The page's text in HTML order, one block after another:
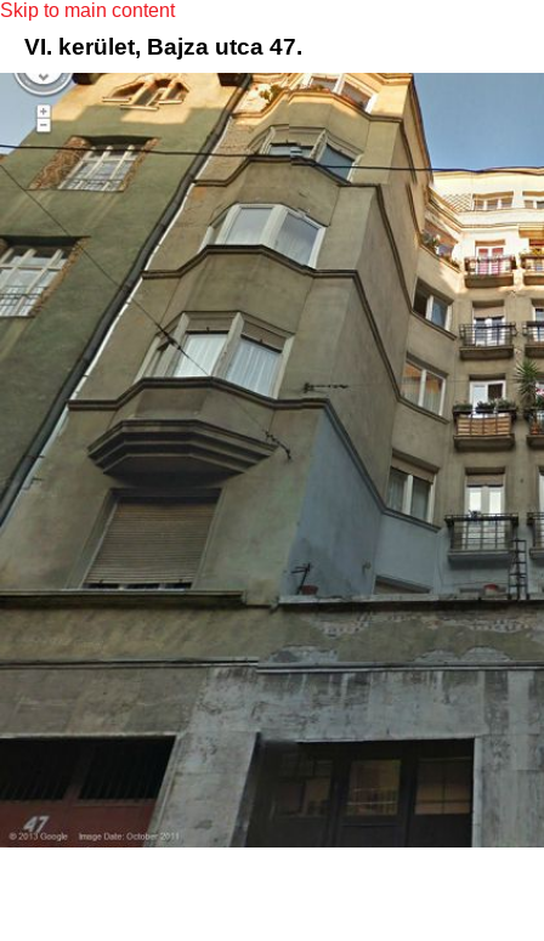
Skip to main content
VI. kerület, Bajza utca 47.